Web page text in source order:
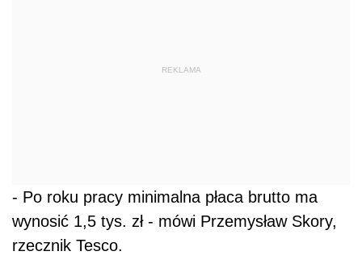
REKLAMA
- Po roku pracy minimalna płaca brutto ma
wynosić 1,5 tys. zł - mówi Przemysław Skory,
rzecznik Tesco.